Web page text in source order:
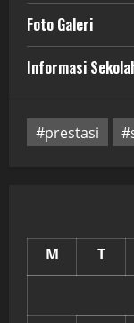
Foto Galeri
Informasi
#prestasi
M T